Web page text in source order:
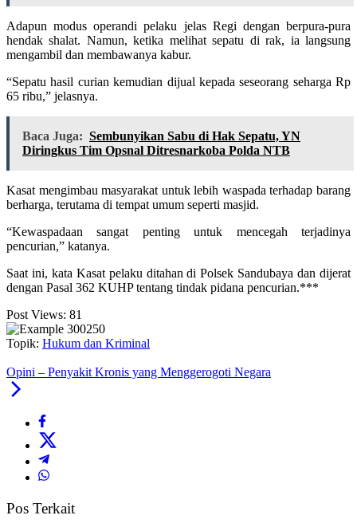
Adapun modus operandi pelaku jelas Regi dengan berpura-pura
hendak shalat. Namun, ketika melihat sepatu di rak, ia langsung
mengambil dan membawanya kabur.
“Sepatu hasil curian kemudian dijual kepada seseorang seharga Rp
65 ribu,” jelasnya.
Baca Juga: Sembunyikan Sabu di Hak Sepatu, YN
Diringkus Tim Opsnal Ditresnarkoba Polda NTB
Kasat mengimbau masyarakat untuk lebih waspada terhadap barang
berharga, terutama di tempat umum seperti masjid.
“Kewaspadaan sangat penting untuk mencegah terjadinya
pencurian,” katanya.
Saat ini, kata Kasat pelaku ditahan di Polsek Sandubaya dan dijerat
dengan Pasal 362 KUHP tentang tindak pidana pencurian.***
Post Views: 81
Topik: Hukum dan Kriminal
Opini – Penyakit Kronis yang Menggerogoti Negara
Pos Terkait